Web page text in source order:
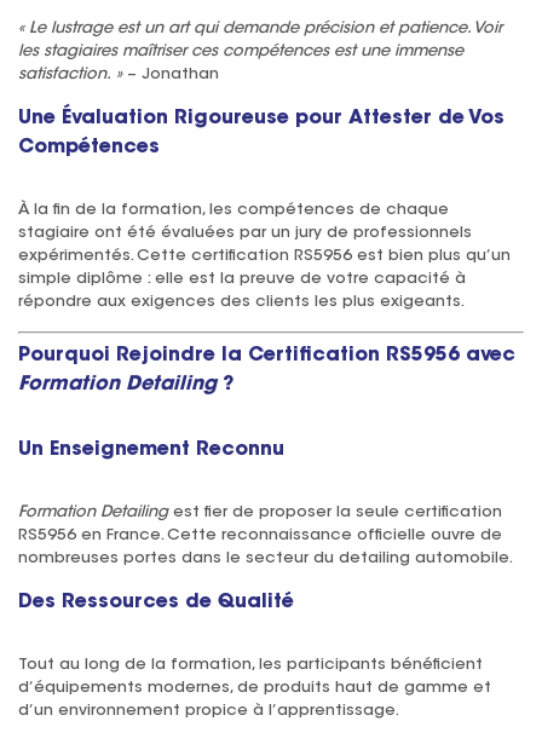
« Le lustrage est un art qui demande précision et patience. Voir
les stagiaires maîtriser ces compétences est une immense
satisfaction. »– Jonathan
Une Évaluation Rigoureuse pour Attester de Vos
Compétences
À la fin de la formation, les compétences de chaque
stagiaire ont été évaluées par un jury de professionnels
expérimentés. Cette certification RS5956 est bien plus qu’un
simple diplôme : elle est la preuve de votre capacité à
répondre aux exigences des clients les plus exigeants.
Pourquoi Rejoindre la Certification RS5956 avec
Formation Detailing?
Un Enseignement Reconnu
Formation Detailingest fier de proposer la seule certification
RS5956 en France. Cette reconnaissance officielle ouvre de
nombreuses portes dans le secteur du detailing automobile.
Des Ressources de Qualité
Tout au long de la formation, les participants bénéficient
d’équipements modernes, de produits haut de gamme et
d’un environnement propice à l’apprentissage.